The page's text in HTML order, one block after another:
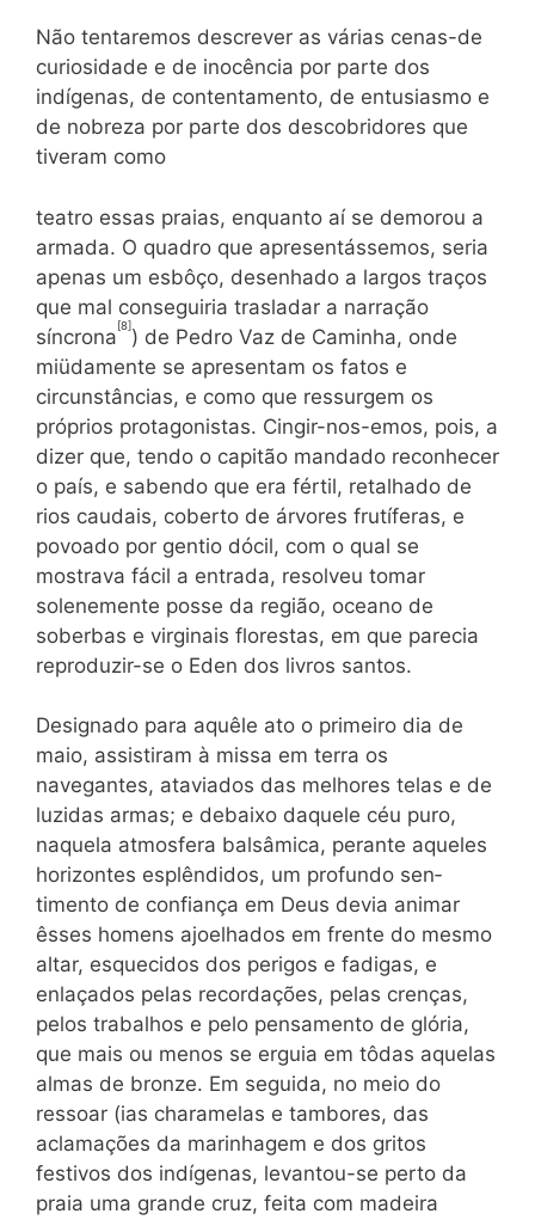
Não tentaremos descrever as várias cenas-de
curiosidade e de inocência por parte dos
indígenas, de contentamento, de entusias­mo e
de nobreza por parte dos descobridores que
tiveram como
teatro essas praias, enquanto aí se demorou a
armada. O quadro que apresentássemos, seria
apenas um esbôço, desenhado a largos traços
que mal conseguiria trasladar a narração
síncrona [8]) de Pedro Vaz de Caminha, onde
miüdamente se apresentam os fatos e
circunstâncias, e como que ressurgem os
próprios protagonistas. Cingir-nos-emos, pois, a
dizer que, tendo o capitão mandado reco­nhecer
o país, e sabendo que era fértil, retalhado de
rios caudais, coberto de árvores frutíferas, e
povoado por gentio dócil, com o qual se
mostrava fácil a entrada, resolveu tomar
solenemente pos­se da região, oceano de
soberbas e virginais florestas, em que pa­recia
reproduzir-se o Eden dos livros santos.
Designado para aquêle ato o primeiro dia de
maio, assistiram à missa em terra os
navegantes, ataviados das melhores telas e de
luzidas armas; e debaixo daquele céu puro,
naquela atmosfera bal­sâmica, perante aqueles
horizontes esplêndidos, um profundo sen­
timento de confiança em Deus devia animar
êsses homens ajoelha­dos em frente do mesmo
altar, esquecidos dos perigos e fadigas, e
enlaçados pelas recordações, pelas crenças,
pelos trabalhos e pelo pensamento de glória,
que mais ou menos se erguia em tôdas aque­las
almas de bronze. Em seguida, no meio do
ressoar (ias chara­melas e tambores, das
aclamações da marinhagem e dos gritos
festivos dos indígenas, levantou-se perto da
praia uma grande cruz, feita com madeira